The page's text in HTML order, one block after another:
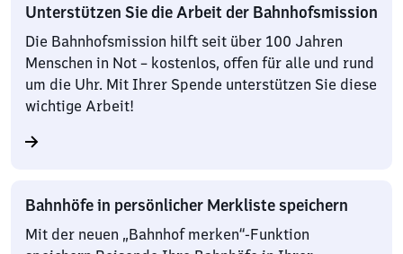
Unterstützen Sie die Arbeit der Bahnhofsmission
Die Bahnhofsmission hilft seit über 100 Jahren
Menschen in Not – kostenlos, offen für alle und rund
um die Uhr. Mit Ihrer Spende unterstützen Sie diese
wichtige Arbeit!
Bahnhöfe in persönlicher Merkliste speichern
Mit der neuen „Bahnhof merken“-Funktion